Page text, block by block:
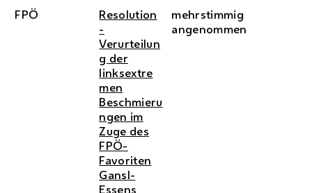
FPÖ
Resolution
-
Verurteilun
g der
linksextre
men
Beschmieru
ngen im
Zuge des
FPÖ-
Favoriten
Gansl-
Essens
mehrstimmig
angenommen